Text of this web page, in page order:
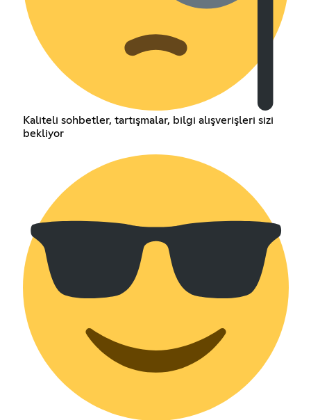
Kaliteli sohbetler, tartışmalar, bilgi alışverişleri sizi
bekliyor